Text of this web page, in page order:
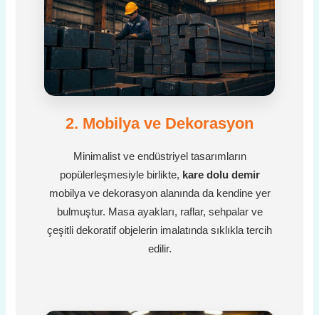
2. Mobilya ve Dekorasyon
Minimalist ve endüstriyel tasarımların
popülerleşmesiyle birlikte, kare dolu demir
mobilya ve dekorasyon alanında da kendine yer
bulmuştur. Masa ayakları, raflar, sehpalar ve
çeşitli dekoratif objelerin imalatında sıklıkla tercih
edilir.